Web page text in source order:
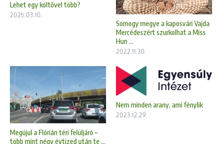
Lehet egy költővel több?
2025.03.10.
Somogy megye a kaposvári Vajda
Mercédeszért szurkolhat a Miss
Hun ...
2022.11.30.
Megújul a Flórián téri felüljáró –
több mint négy évtized után te ...
Nem minden arany, ami fénylik
2023.12.29.